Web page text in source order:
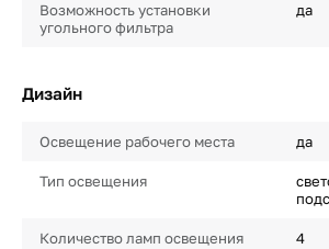
Возможность установки
угольного фильтра
да
Дизайн
Освещение рабочего места да
Тип освещения
Количество ламп освещения 4